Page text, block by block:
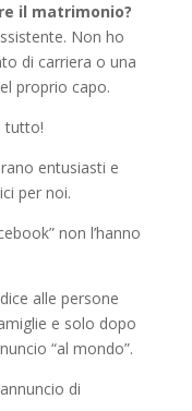
il matrimonio?
Non ho
di carriera o una
proprio capo.
tutto!
entusiasti e
per noi.
non l’hanno
alle persone
e solo dopo
“al mondo”.
di